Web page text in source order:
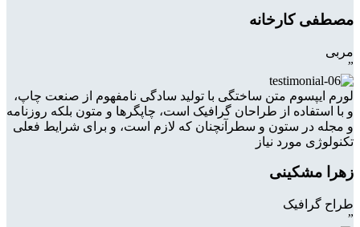
مصطفی کارخانه
مربی
”
لورم ایپسوم متن ساختگی با تولید سادگی نامفهوم از صنعت چاپ،
و با استفاده از طراحان گرافیک است، چاپگرها و متون بلکه روزنامه
و مجله در ستون و سطرآنچنان که لازم است، و برای شرایط فعلی
تکنولوژی مورد نیاز
زهرا مشکینی
طراح گرافیک
”